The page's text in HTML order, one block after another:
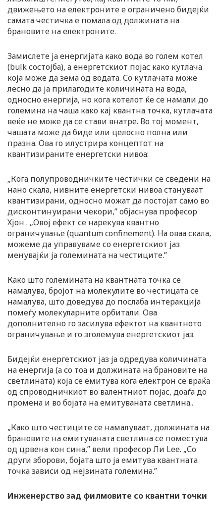
движењето на електроните е ограничено бидејќи
самата честичка е помала од должината на
брановите на електроните.
Замислете ја енергијата како вода во голем котел
(bulk состојба), а енергетскиот појас како кутлача
која може да зема од водата. Со кутлачата може
лесно да ја прилагодите количината на вода,
односно енергија, но кога котелот ќе се намали до
големина на чаша како кај квантна точка, кутлачата
веќе не може да се стави внатре. Во тој момент,
чашата може да биде или целосно полна или
празна. Ова го илустрира концептот на
квантизираните енергетски нивоа:
„Кога полупроводничките честички се сведени на
нано скала, нивните енергетски нивоа стануваат
квантизирани, односно можат да постојат само во
дисконтинуирани чекори,” објаснува професор
Хјон . „Овој ефект се нарекува квантно
ограничување (quantum confinement). На оваа скала,
можеме да управуваме со енергетскиот јаз
менувајќи ја големината на честиците.”
Како што големината на квантната точка се
намалува, бројот на молекулите во честицата се
намалува, што доведува до послаба интеракција
помеѓу молекуларните орбитали. Ова
дополнително го засилува ефектот на квантното
ограничување и го зголемува енергетскиот јаз.
Бидејќи енергетскиот јаз ја одредува количината
на енергија (а со тоа и должината на брановите на
светлината) која се емитува кога електрон се враќа
од спроводничкиот во валентниот појас, доаѓа до
промена и во бојата на емитуваната светлина..
„Како што честиците се намалуваат, должината на
брановите на емитуваната светлина се поместува
од црвена кон сина,” вели професор Ли Lee. „Со
други зборови, бојата што ја емитува квантната
точка зависи од нејзината големина.”
Инженерство зад филмовите со квантни точки